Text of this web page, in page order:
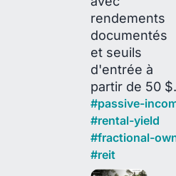
rendements
documentés
et seuils
d'entrée à
partir de 50 $.
#passive-
#rental-yield
#fractional-
#reit